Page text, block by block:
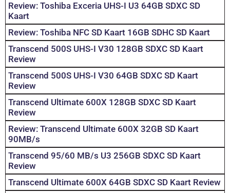
Review: Toshiba Exceria UHS-I U3 64GB SDXC SD
Kaart
Review: Toshiba NFC SD Kaart 16GB SDHC SD Kaart
Transcend 500S UHS-I V30 128GB SDXC SD Kaart
Review
Transcend 500S UHS-I V30 64GB SDXC SD Kaart
Review
Transcend Ultimate 600X 128GB SDXC SD Kaart
Review
Review: Transcend Ultimate 600X 32GB SD Kaart
90MB/s
Transcend 95/60 MB/s U3 256GB SDXC SD Kaart
Review
Transcend Ultimate 600X 64GB SDXC SD Kaart Review